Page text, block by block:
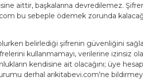
aittir, başkalarına devredilemez.
bu sebeple ödemek zorunda
belirlediği şifrenin güvenliğini
kullanmamayı, verilerine izinsiz
kendisine ait olacağını; üye
derhal arikitabevi.com'ne